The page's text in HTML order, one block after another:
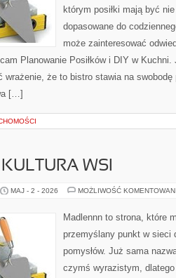
którym posiłki mają być
dopasowane do
może zainteresować
Planowanie Posiłków i DIY w
wrażenie, że to bistro stawia na swobodę
[…]
KULTURA WSI
MAJ - 2 - 2026 MOŻLIWOŚĆ
Madlennn to strona, które
przemyślany punkt w sieci
pomysłów. Już sama
czymś wyrazistym,